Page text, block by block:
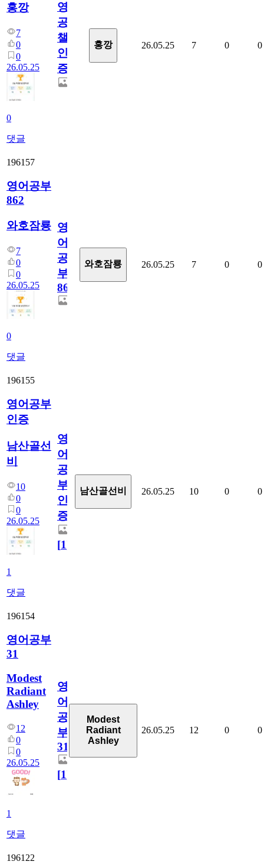
홍깡
7
0
0
26.05.25
0
댓글
영
공
챌
인
증
홍깡 26.05.25 7 0 0
196157
영어공부
862
와호잠룡
7
0
0
26.05.25
0
댓글
영
어
공
부
862
와호잠룡 26.05.25 7 0 0
196155
영어공부
인증
남산골선
비
10
0
0
26.05.25
1
댓글
영
어
공
부
인
증
[1]
남산골선비 26.05.25 10 0 0
196154
영어공부
31
Modest
Radiant
Ashley
12
0
0
26.05.25
1
댓글
영
어
공
부
31
[1]
Modest
Radiant
Ashley
26.05.25 12 0 0
196122